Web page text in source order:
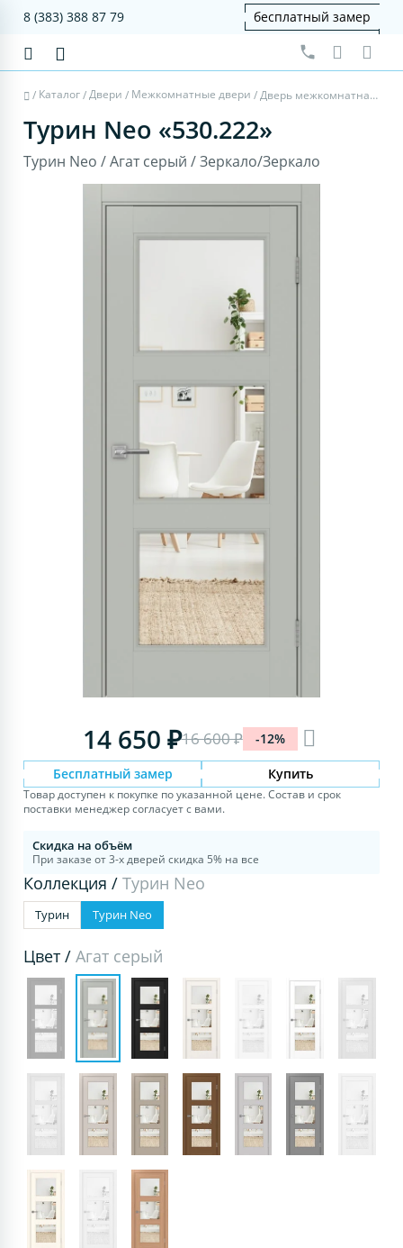
8 (383) 388 87 79 бесплатный замер
/ Каталог/Двери / Межкомнатные двери / Дверь межкомнатная Турин Neo 530.222 - агат серый, зеркало/зеркало
Турин Neo «530.222»
Турин Neo / Агат серый / Зеркало/Зеркало
14 650 ₽16 600 ₽ -12%
Бесплатный замер Купить
Товар доступен к покупке по указанной цене. Состав и срок
поставки менеджер согласует с вами.
Скидка на объём
При заказе от 3-х дверей скидка 5% на все
Коллекция /Турин Neo
Турин Турин Neo
Цвет /Агат серый